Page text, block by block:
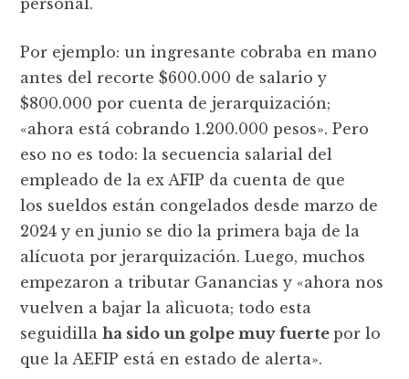
Por ejemplo: un ingresante cobraba en mano
antes del recorte $600.000 de salario y
$800.000 por cuenta de jerarquización;
«ahora está cobrando 1.200.000 pesos». Pero
eso no es todo: la secuencia salarial del
empleado de la ex AFIP da cuenta de que
los sueldos están congelados desde marzo de
2024 y en junio se dio la primera baja de la
alícuota por jerarquización. Luego, muchos
empezaron a tributar Ganancias y «ahora nos
vuelven a bajar la alìcuota; todo esta
seguidillaha sido un golpe muy fuertepor lo
que la AEFIP está en estado de alerta».